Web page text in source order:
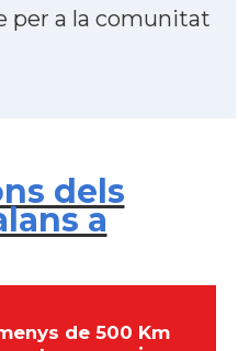
per a la comunitat
dels
a
de 500 Km